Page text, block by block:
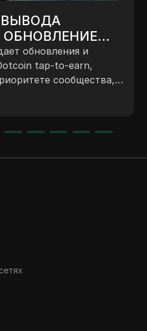
| Новое
DotCoin
обновления и
tap-to-earn,
сообщества,
на биржах, новых
вознаграждениях для
прибыли,